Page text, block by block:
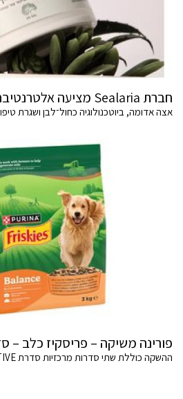
חברת Sealaria מציעה אלטרנטיבה מדעית לשוק הטיפוח
אצה אדומה, ביוטכנולוגיה כחול־לבן ושגרת
פורינה משיקה – פריסקיז כלב –
ההשקה כוללת שתי סדרות מרכזיות סדרת ACTIVE וסדרת BALANCE